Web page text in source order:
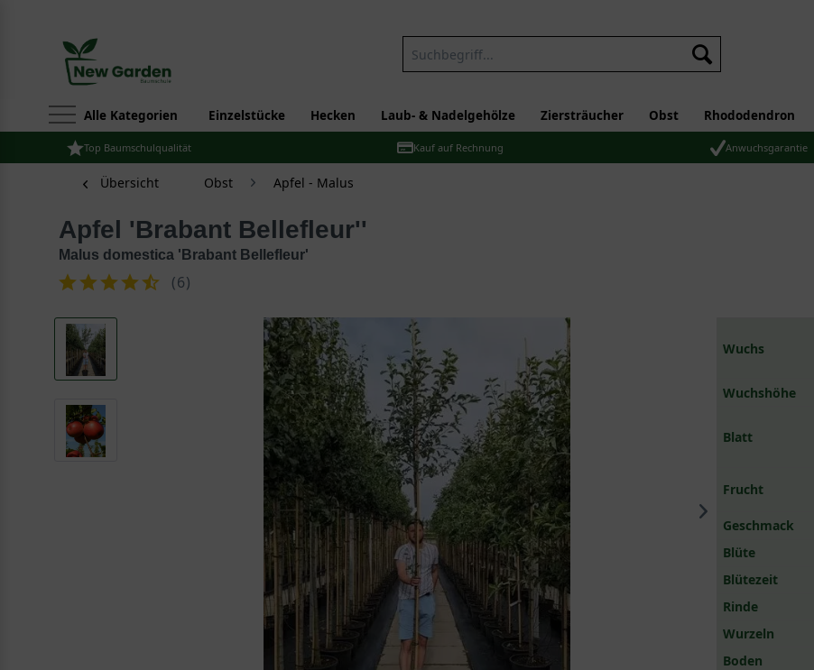
Alle Kategorien Einzelstücke Hecken Laub- & Nadelgehölze Ziersträucher Obst Rhododendron
Top Baumschulqualität Kauf auf Rechnung Anwuchsgarantie
Übersicht Obst Apfel - Malus
Apfel 'Brabant Bellefleur''
Malus domestica 'Brabant Bellefleur'
(6)
Wuchs
Wuchshöhe
Blatt
Frucht
Geschmack
Blüte
Blütezeit
Rinde
Wurzeln
Boden